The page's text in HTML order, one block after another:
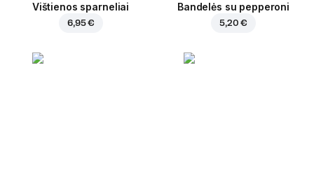
Vištienos sparneliai
6,95 €
Bandelės su pepperoni
5,20 €